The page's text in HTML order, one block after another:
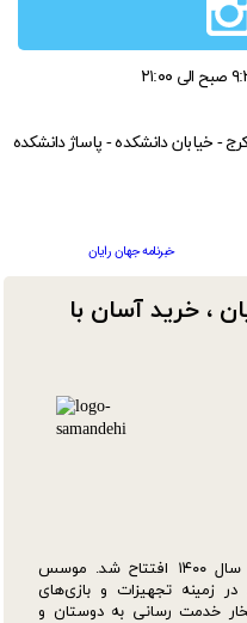
سایت فروشگاه jahanrayan از شهریور ماه سال ۱۴۰۰ افتتاح شد. موسس
تجاری در زمینه تجهیزات و بازی‌های
خدمت رسانی به دوستان و
، خرید آسان با
خبرنامه جهان رایان
- خیابان دانشکده - پاساژ دانشکده